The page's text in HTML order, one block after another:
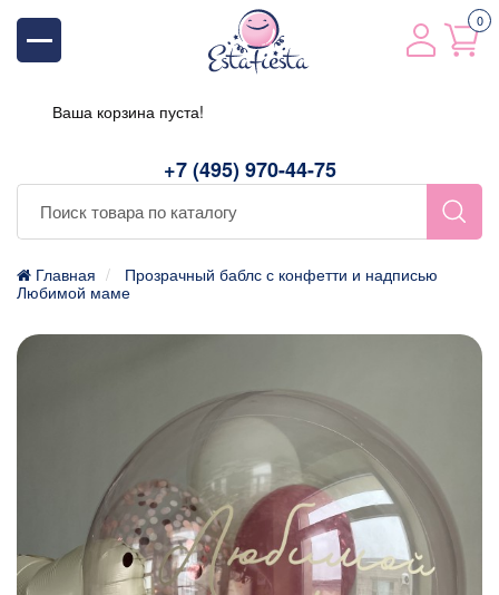
+7 (495) 970-44-75
0
Ваша корзина пуста!
Главная
Прозрачный баблс с конфетти и надписью
Любимой маме